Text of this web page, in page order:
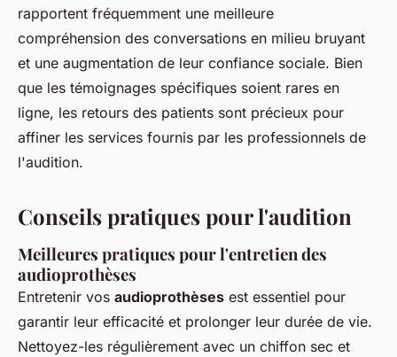
rapportent fréquemment une meilleure
compréhension des conversations en milieu bruyant
et une augmentation de leur confiance sociale. Bien
que les témoignages spécifiques soient rares en
ligne, les retours des patients sont précieux pour
affiner les services fournis par les professionnels de
l'audition.
Conseils pratiques pour l'audition
Meilleures pratiques pour l'entretien des
audioprothèses
Entretenir vos audioprothèses est essentiel pour
garantir leur efficacité et prolonger leur durée de vie.
Nettoyez-les régulièrement avec un chiffon sec et